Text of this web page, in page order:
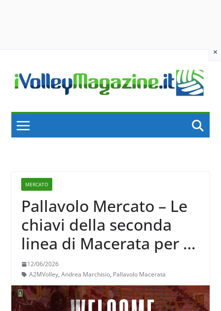
×
content
MERCATO
Pallavolo Mercato – Le
chiavi della seconda
linea di Macerata per le
prossime due stagioni
saranno nelle mani di
Andrea Marchisio
12/06/2026
A2MVolley, Andrea Marchisio, Pallavolo Macerata